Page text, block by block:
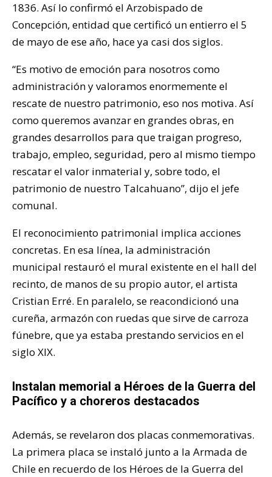
1836. Así lo confirmó el Arzobispado de
Concepción, entidad que certificó un entierro el 5
de mayo de ese año, hace ya casi dos siglos.
“Es motivo de emoción para nosotros como
administración y valoramos enormemente el
rescate de nuestro patrimonio, eso nos motiva. Así
como queremos avanzar en grandes obras, en
grandes desarrollos para que traigan progreso,
trabajo, empleo, seguridad, pero al mismo tiempo
rescatar el valor inmaterial y, sobre todo, el
patrimonio de nuestro Talcahuano”, dijo el jefe
comunal.
El reconocimiento patrimonial implica acciones
concretas. En esa línea, la administración
municipal restauró el mural existente en el hall del
recinto, de manos de su propio autor, el artista
Cristian Erré. En paralelo, se reacondicionó una
cureña, armazón con ruedas que sirve de carroza
fúnebre, que ya estaba prestando servicios en el
siglo XIX.
Instalan memorial a Héroes de la Guerra del
Pacífico y a choreros destacados
Además, se revelaron dos placas conmemorativas.
La primera placa se instaló junto a la Armada de
Chile en recuerdo de los Héroes de la Guerra del